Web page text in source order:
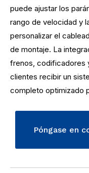
puede ajustar los
rango de velocidad y
personalizar el
de montaje. La
frenos, codificadores
clientes recibir un
completo optimizado
Póngase en
solución de